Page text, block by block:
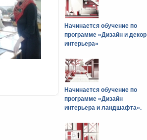
Начинается обучение по
программе «Дизайн и декор
интерьера»
Начинается обучение по
программе «Дизайн
интерьера и ландшафта».